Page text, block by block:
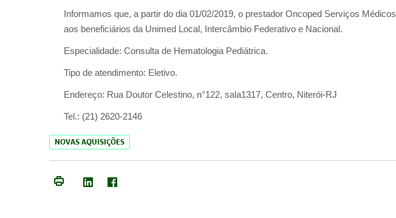
Informamos que, a partir do dia 01/02/2019, o prestador Oncoped Serviços Médicos
aos beneficiários da Unimed Local, Intercâmbio Federativo e Nacional.
Especialidade: Consulta de Hematologia Pediátrica.
Tipo de atendimento: Eletivo.
Endereço: Rua Doutor Celestino, n°122, sala1317, Centro, Niterói-RJ
Tel.: (21) 2620-2146
NOVAS AQUISIÇÕES